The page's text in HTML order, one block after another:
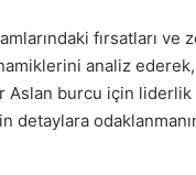
fırsatları ve
analiz
Aslan burcu için